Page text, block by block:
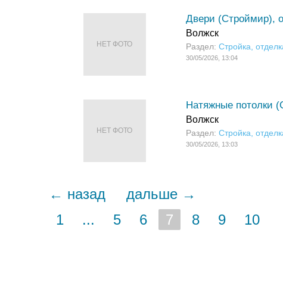
НЕТ ФОТО
Двери (Строймир),
Волжск
Раздел: Стройка,
30/05/2026, 13:04
НЕТ ФОТО
Натяжные потолки
Волжск
Раздел: Стройка,
30/05/2026, 13:03
← назад
дальше →
1
... 5 6 7 8 9 10